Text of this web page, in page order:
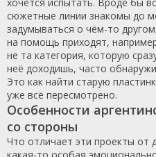
сюжетные линии знакомы до
задумываться о чём-то
на помощь приходят,
не та категория, которую
неё доходишь, часто
Это как найти старую
уже всё пересмотрено.
Особенности
со стороны
Что отличает эти проекты от